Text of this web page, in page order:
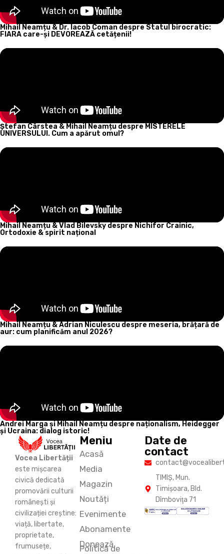
Mihail Neamțu & Dr. Iacob Coman despre Statul birocratic:
FIARA care-și DEVOREAZĂ cetățenii!
Ștefan Cârstea & Mihail Neamțu despre MISTERELE
UNIVERSULUI. Cum a apărut omul?
Mihail Neamțu & Vlad Bilevsky despre Nichifor Crainic,
Ortodoxie & spirit național
Mihail Neamțu & Adrian Niculescu despre meseria, brățară de
aur: cum planificăm anul 2026?
Andrei Marga și Mihail Neamțu despre naționalism, Heidegger
și Ucraina: dialog istoric!
Vocea Libertății
este mișcarea
civică dedicată
promovării culturii
românești și
civilizației creștine:
viață, libertate,
proprietate,
frumusețe,
Meniu
Acasă
Media
Magazin
Noutăți
Evenimente
Abonamente
Donează
Politică de
Date de
contact
TIMIŞ, Mun.
Timişoara, Bld.
Dîmboviţa 71